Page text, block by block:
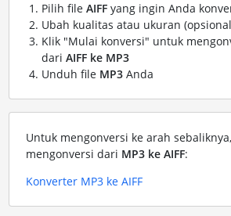
Pilih file AIFFyang ingin Anda
Ubah kualitas atau ukuran
Klik "Mulai konversi" untuk
dari AIFF ke MP3
Unduh file MP3Anda
Untuk mengonversi ke arah
mengonversi dari MP3 ke AIFF:
Konverter MP3 ke AIFF